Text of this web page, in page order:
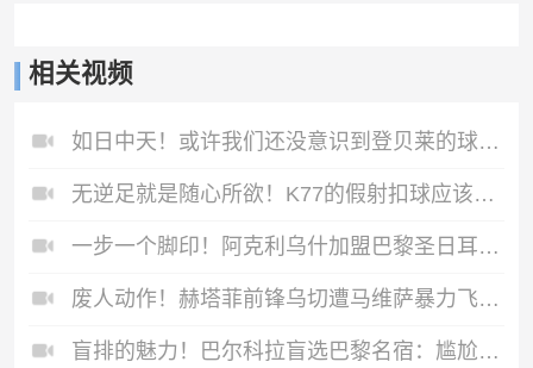
相关视频
如日中天！或许我们还没意识到登贝莱的球技早已写进历史！
无逆足就是随心所欲！K77的假射扣球应该是最好的一批人吧？
一步一个脚印！阿克利乌什加盟巴黎圣日耳曼官方短片！
废人动作！赫塔菲前锋乌切遭马维萨暴力飞铲！重伤赛季报销！
盲排的魅力！巴尔科拉盲选巴黎名宿：尴尬的局面发生了~